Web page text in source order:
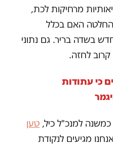
מרחיקות לכת,
האם בכלל
בשדה בריר. גם נתוני
קרוב לחזה.
כי עתודות
למנכ"ל כיל, טען
אנחנו מגיעים לנקודת